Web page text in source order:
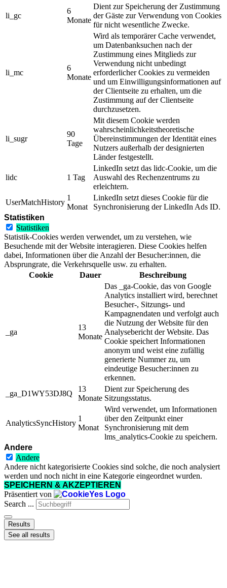
li_gc
6
Monate
Dient zur Speicherung der Zustimmung
der Gäste zur Verwendung von Cookies
für nicht wesentliche Zwecke.
li_mc
6
Monate
Wird als temporärer Cache verwendet,
um Datenbanksuchen nach der
Zustimmung eines Mitglieds zur
Verwendung nicht unbedingt
erforderlicher Cookies zu vermeiden
und um Einwilligungsinformationen auf
der Clientseite zu erhalten, um die
Zustimmung auf der Clientseite
durchzusetzen.
li_sugr
90
Tage
Mit diesem Cookie werden
wahrscheinlichkeitstheoretische
Übereinstimmungen der Identität eines
Nutzers außerhalb der designierten
Länder festgestellt.
lidc 1 Tag
LinkedIn setzt das lidc-Cookie, um die
Auswahl des Rechenzentrums zu
erleichtern.
UserMatchHistory
1
Monat
LinkedIn setzt dieses Cookie für die
Synchronisierung der LinkedIn Ads ID.
Statistiken
Statistiken
Statistik-Cookies werden verwendet, um zu verstehen, wie
Besuchende mit der Website interagieren. Diese Cookies helfen
dabei, Informationen über die Anzahl der Besucher:innen, die
Absprungrate, die Verkehrsquelle usw. zu erhalten.
Cookie
Dauer Beschreibung
_ga
13
Monate
Das _ga-Cookie, das von Google
Analytics installiert wird, berechnet
Besucher-, Sitzungs- und
Kampagnendaten und verfolgt auch
die Nutzung der Website für den
Analysebericht der Website. Das
Cookie speichert Informationen
anonym und weist eine zufällig
generierte Nummer zu, um
eindeutige Besucher:innen zu
erkennen.
_ga_D1WY53DJ8Q
13
Monate
Dient zur Speicherung des
Sitzungsstatus.
AnalyticsSyncHistory
1
Monat
Wird verwendet, um Informationen
über den Zeitpunkt einer
Synchronisierung mit dem
lms_analytics-Cookie zu speichern.
Andere
Andere
Andere nicht kategorisierte Cookies sind solche, die noch analysiert
werden und noch nicht in eine Kategorie eingeordnet wurden.
SPEICHERN & AKZEPTIEREN
Präsentiert von
Search ...
Results
See all results